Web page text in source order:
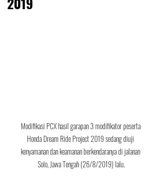
Modifikasi PCX hasil garapan 3 modifikator peserta
Honda Dream Ride Project 2019 sedang diuji
kenyamanan dan keamanan berkendaranya di jalanan
Solo, Jawa Tengah (26/8/2019) lalu.